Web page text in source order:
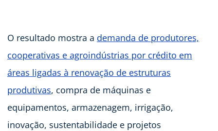
O resultado mostra a demanda de produtores,
cooperativas e agroindústrias por crédito em
áreas ligadas à renovação de estruturas
produtivas, compra de máquinas e
equipamentos, armazenagem, irrigação,
inovação, sustentabilidade e projetos